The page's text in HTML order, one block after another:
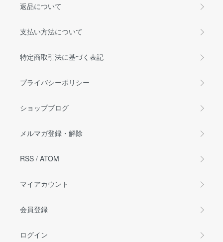
返品について
支払い方法について
特定商取引法に基づく表記
プライバシーポリシー
ショップブログ
メルマガ登録・解除
RSS / ATOM
マイアカウント
会員登録
ログイン